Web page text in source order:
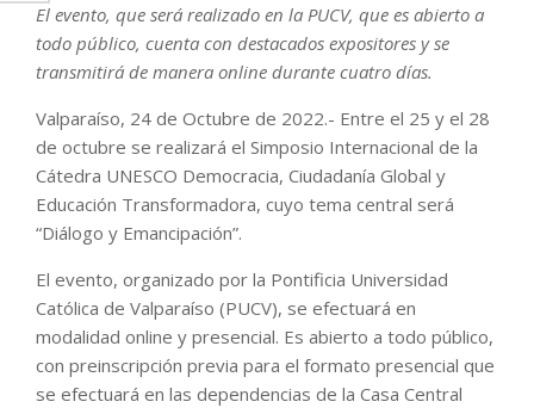
El evento, que será realizado en la PUCV, que es abierto a
todo público, cuenta con destacados expositores y se
transmitirá de manera online durante cuatro días.
Valparaíso, 24 de Octubre de 2022.- Entre el 25 y el 28
de octubre se realizará el Simposio Internacional de la
Cátedra UNESCO Democracia, Ciudadanía Global y
Educación Transformadora, cuyo tema central será
“Diálogo y Emancipación”.
El evento, organizado por la Pontificia Universidad
Católica de Valparaíso (PUCV), se efectuará en
modalidad online y presencial. Es abierto a todo público,
con preinscripción previa para el formato presencial que
se efectuará en las dependencias de la Casa Central